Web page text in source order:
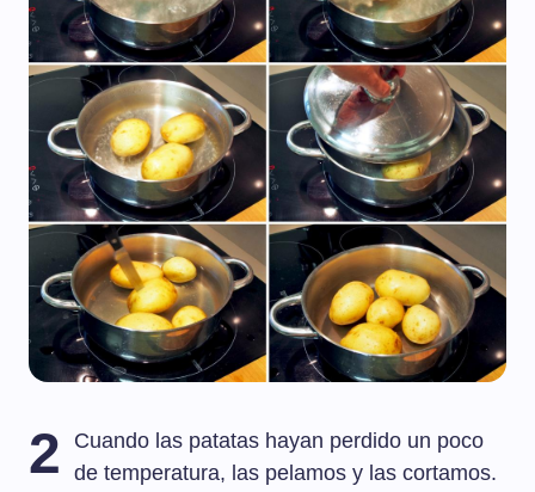
2
Cuando las patatas hayan perdido un poco
de temperatura, las pelamos y las cortamos.